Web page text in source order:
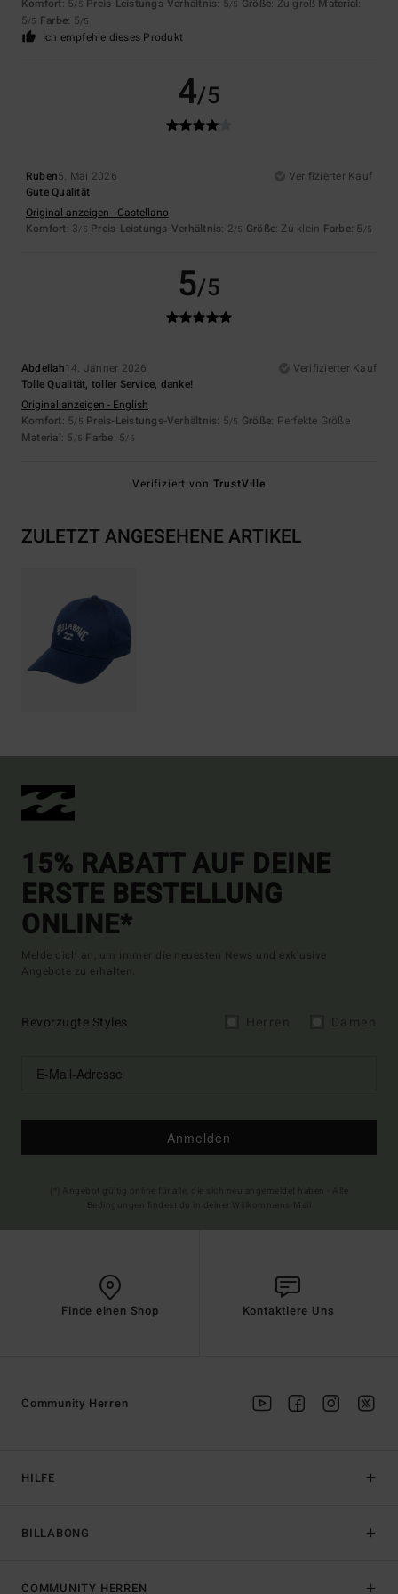
Komfort: 5/5 Preis-Leistungs-Verhältnis: 5/5 Größe: Zu groß Material:
5/5 Farbe: 5/5
Ich empfehle dieses Produkt
4/5
Ruben5. Mai 2026
Verifizierter Kauf
Gute Qualität
Original anzeigen - Castellano
Komfort: 3/5 Preis-Leistungs-Verhältnis: 2/5 Größe: Zu klein Farbe: 5 /5
5/5
Abdellah14. Jänner 2026
Verifizierter Kauf
Tolle Qualität, toller Service, danke!
Original anzeigen - English
Komfort: 5/5 Preis-Leistungs-Verhältnis: 5/5 Größe: Perfekte Größe
Material: 5 /5 Farbe: 5/5
Verifiziert von TrustVille
ZULETZT ANGESEHENE ARTIKEL
15% RABATT AUF DEINE
ERSTE BESTELLUNG
ONLINE*
Melde dich an, um immer die neuesten News und exklusive
Angebote zu erhalten.
Bevorzugte Styles
Anmelden
Finde einen Shop Kontaktiere Uns
HILFE
BILLABONG
Community Herren
COMMUNITY HERREN